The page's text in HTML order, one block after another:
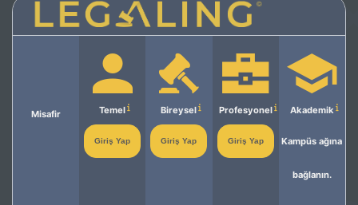
Misafir Temel
Giriş Yap
Bireysel
Giriş Yap
Profesyonel
Giriş Yap
Akademik
Kampüs ağına
bağlanın.